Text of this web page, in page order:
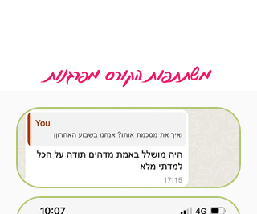
משתתפות הקורס מפרגנות